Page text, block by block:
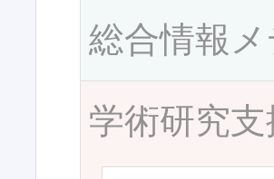
総合情報
学術研究